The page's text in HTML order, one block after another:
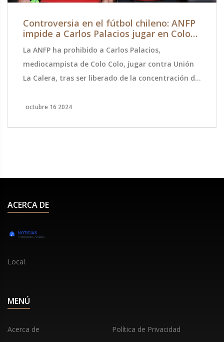
Controversia en el fútbol chileno: ANFP
impide a Carlos Palacios jugar en Colo
La ANFP ha prohibido a Carlos Palacios,
mediocampista de Colo Colo, jugar contra Unión
La Calera, tras ser liberado de la concentración de
conflicto ha generado un intenso debate sobre las
octubre 16 2024
ACERCA DE
Local
MENÚ
Acerca de Política de Privacidad